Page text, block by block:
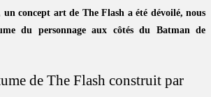
concept art de The Flash a été dévoilé, nous
du personnage aux côtés du Batman de
de The Flash construit par